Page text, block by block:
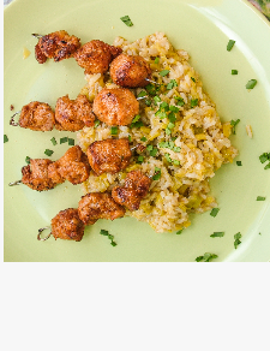
MAGYAROS KONYHA
GYROS NYÁRS ÉS
PÓRÉHAGYMÁS RIZS